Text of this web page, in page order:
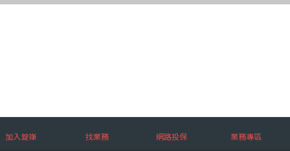
如：台端得自由選擇提供個人資料，惟如不提供或提供不完整時，基於蒐集目的業務之執
加入錠嵂 找業務 網路投保 業務專區